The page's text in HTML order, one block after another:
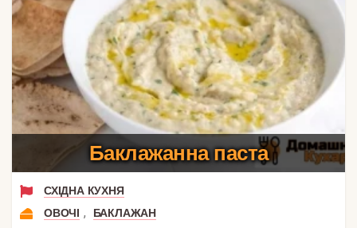
Баклажанна паста
СХІДНА КУХНЯ
ОВОЧІ ,
БАКЛАЖАН